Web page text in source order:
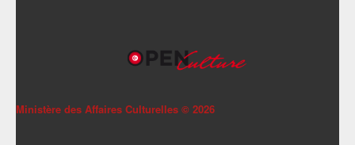
Ministère des Affaires Culturelles © 2026